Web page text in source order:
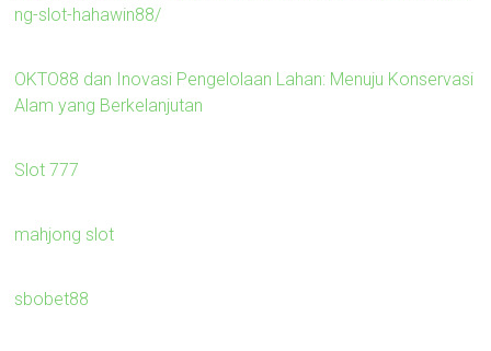
ng-slot-hahawin88/
OKTO88 dan Inovasi Pengelolaan Lahan: Menuju Konservasi
Alam yang Berkelanjutan
Slot 777
mahjong slot
sbobet88